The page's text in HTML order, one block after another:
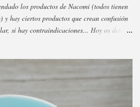
los productos de Nacomi (todos tienen
y hay ciertos productos que crean confusión
si hay contraindicaciones... Hoy os detallo
además al final añadiré gamas concretas. La
pero estos son los más dificilillos de
es cruelty free y casi toda vegana.